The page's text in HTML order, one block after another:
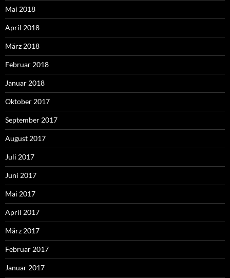
Mai 2018
April 2018
März 2018
Februar 2018
Januar 2018
Oktober 2017
September 2017
August 2017
Juli 2017
Juni 2017
Mai 2017
April 2017
März 2017
Februar 2017
Januar 2017